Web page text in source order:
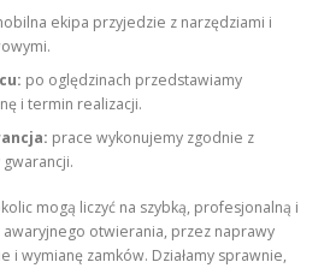
ekipa przyjedzie z narzędziami i
po oględzinach przedstawiamy
i termin realizacji.
prace wykonujemy zgodnie z
mogą liczyć na szybką, profesjonalną i
otwierania, przez naprawy
i wymianę zamków. Działamy sprawnie,